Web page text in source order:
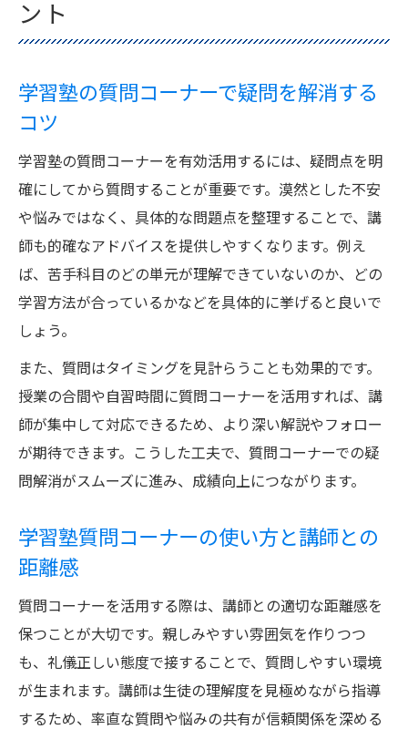
ント
学習塾の質問コーナーで疑問を解消する
コツ
学習塾の質問コーナーを有効活用するには、疑問点を明
確にしてから質問することが重要です。漠然とした不安
や悩みではなく、具体的な問題点を整理することで、講
師も的確なアドバイスを提供しやすくなります。例え
ば、苦手科目のどの単元が理解できていないのか、どの
学習方法が合っているかなどを具体的に挙げると良いで
しょう。
また、質問はタイミングを見計らうことも効果的です。
授業の合間や自習時間に質問コーナーを活用すれば、講
師が集中して対応できるため、より深い解説やフォロー
が期待できます。こうした工夫で、質問コーナーでの疑
問解消がスムーズに進み、成績向上につながります。
学習塾質問コーナーの使い方と講師との
距離感
質問コーナーを活用する際は、講師との適切な距離感を
保つことが大切です。親しみやすい雰囲気を作りつつ
も、礼儀正しい態度で接することで、質問しやすい環境
が生まれます。講師は生徒の理解度を見極めながら指導
するため、率直な質問や悩みの共有が信頼関係を深める